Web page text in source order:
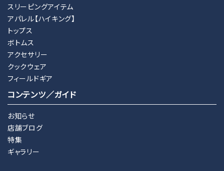
スリーピングアイテム
アパレル【ハイキング】
トップス
ボトムス
アクセサリー
クックウェア
フィールドギア
コンテンツ／ガイド
お知らせ
店舗ブログ
特集
ギャラリー